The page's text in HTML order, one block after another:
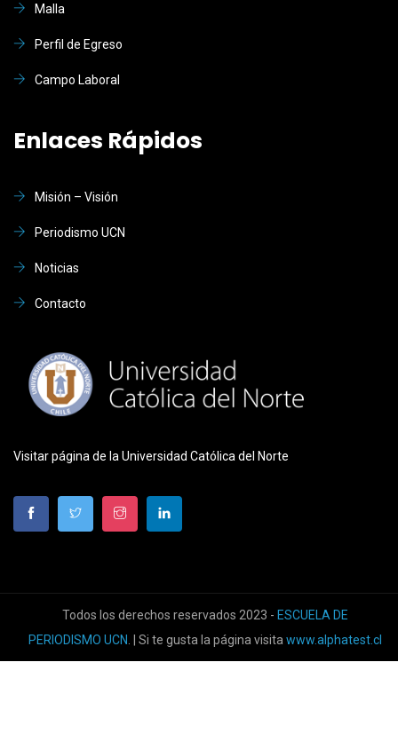
Malla
Perfil de Egreso
Campo Laboral
Enlaces Rápidos
Misión – Visión
Periodismo UCN
Noticias
Contacto
Visitar página de la Universidad Católica del Norte
Todos los derechos reservados 2023 - ESCUELA DE
PERIODISMO UCN
. | Si te gusta la página visita www.alphatest.cl